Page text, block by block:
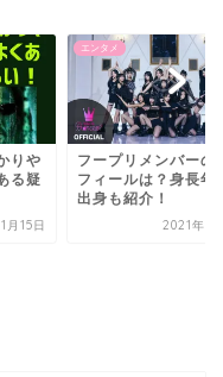
りや
る疑
月15日
エンタメ
フープリメンバーの
フィールは？身長年
出身も紹介！
2021年10